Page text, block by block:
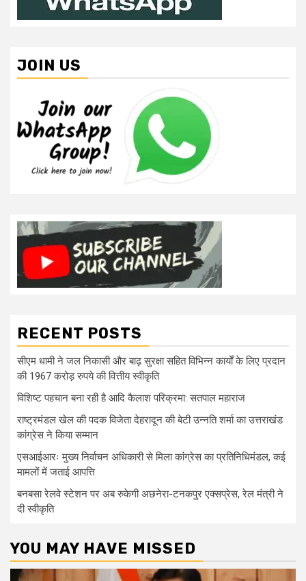
JOIN US
RECENT POSTS
सीएम धामी ने जल निकासी और बाढ़ सुरक्षा सहित विभिन्न कार्यों के लिए प्रदान
की 1967 करोड़ रुपये की वित्तीय स्वीकृति
विशिष्ट पहचान बना रही है आदि कैलाश परिक्रमा: सतपाल महाराज
राष्ट्रमंडल खेल की पदक विजेता देहरादून की बेटी उन्नति शर्मा का उत्तराखंड
कांग्रेस ने किया सम्मान
एसआईआरः मुख्य निर्वाचन अधिकारी से मिला कांग्रेस का प्रतिनिधिमंडल, कई
मामलों में जताई आपत्ति
बनबसा रेलवे स्टेशन पर अब रुकेगी अछनेरा-टनकपुर एक्सप्रेस, रेल मंत्री ने
दी स्वीकृति
YOU MAY HAVE MISSED